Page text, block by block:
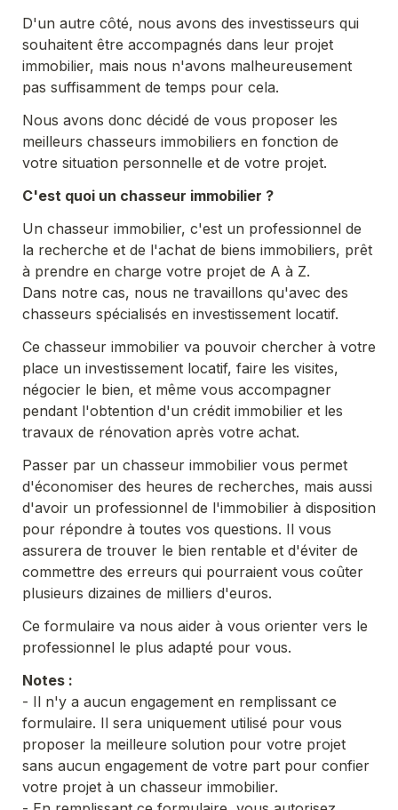
D'un autre côté, nous avons des investisseurs qui
souhaitent être accompagnés dans leur projet
immobilier, mais nous n'avons malheureusement
pas suffisamment de temps pour cela.
Nous avons donc décidé de vous proposer les
meilleurs chasseurs immobiliers en fonction de
votre situation personnelle et de votre projet.
C'est quoi un chasseur immobilier ?
Un chasseur immobilier, c'est un professionnel de
la recherche et de l'achat de biens immobiliers, prêt
à prendre en charge votre projet de A à Z.
Dans notre cas, nous ne travaillons qu'avec des
chasseurs spécialisés en investissement locatif.
Ce chasseur immobilier va pouvoir chercher à votre
place un investissement locatif, faire les visites,
négocier le bien, et même vous accompagner
pendant l'obtention d'un crédit immobilier et les
travaux de rénovation après votre achat.
Passer par un chasseur immobilier vous permet
d'économiser des heures de recherches, mais aussi
d'avoir un professionnel de l'immobilier à disposition
pour répondre à toutes vos questions. Il vous
assurera de trouver le bien rentable et d'éviter de
commettre des erreurs qui pourraient vous coûter
plusieurs dizaines de milliers d'euros.
Ce formulaire va nous aider à vous orienter vers le
professionnel le plus adapté pour vous.
- Il n'y a aucun engagement en remplissant ce
formulaire. Il sera uniquement utilisé pour vous
proposer la meilleure solution pour votre projet
sans aucun engagement de votre part pour confier
votre projet à un chasseur immobilier.